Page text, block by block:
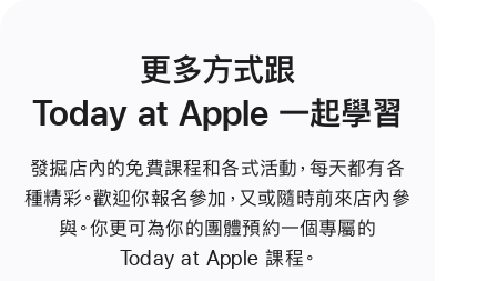
更多方式跟
Today at Apple 一⁠起學習
發掘店內的免費課程和各式活動，每天都有各
種精彩。歡迎你報名參加，又或隨時前來店內參
與。你更可為你的團體預約一個專屬的
Today at Apple 課程。